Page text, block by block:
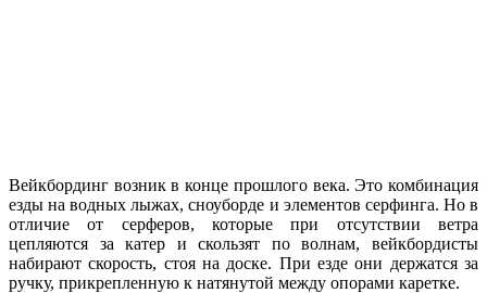
Вейкбординг возник в конце прошлого века. Это комбинация
езды на водных лыжах, сноуборде и элементов серфинга. Но в
отличие от серферов, которые при отсутствии ветра
цепляются за катер и скользят по волнам, вейкбордисты
набирают скорость, стоя на доске. При езде они держатся за
ручку, прикрепленную к натянутой между опорами каретке.